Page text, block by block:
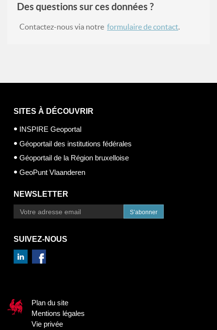
Des questions sur ces données ?
Contactez-nous via notre formulaire de contact.
SITES À DÉCOUVRIR
INSPIRE Geoportal
Géoportail des institutions fédérales
Géoportail de la Région bruxelloise
GeoPunt Vlaanderen
NEWSLETTER
S’abonner
SUIVEZ-NOUS
Plan du site
Mentions légales
Vie privée